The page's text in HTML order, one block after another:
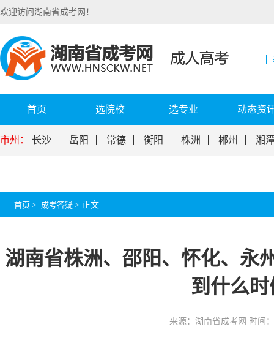
欢迎访问湖南省成考网！
首页 选院校 选专业 动态资
市州： 长沙 岳阳 常德 衡阳 株洲 郴州 湘
首页 > 成考答疑 > 正文
湖南省株洲、邵阳、怀化、永
到什么
来源：湖南省成考网 时间